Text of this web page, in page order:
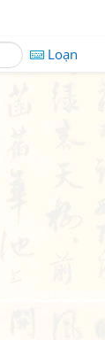
Loạn